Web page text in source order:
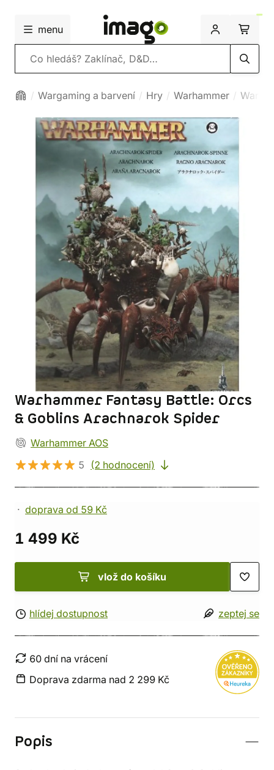
menu
Vyhledávání
Wargaming a barvení Hry Warhammer
Warhammer Fantasy Battle: Orcs
& Goblins Arachnarok Spider
Warhammer AOS
5
(2 hodnocení)
doprava od 59 Kč
1 499 Kč
vlož do košíku
hlídej dostupnost zeptej se
60 dní na vrácení
Doprava zdarma nad 2 299 Kč
Popis